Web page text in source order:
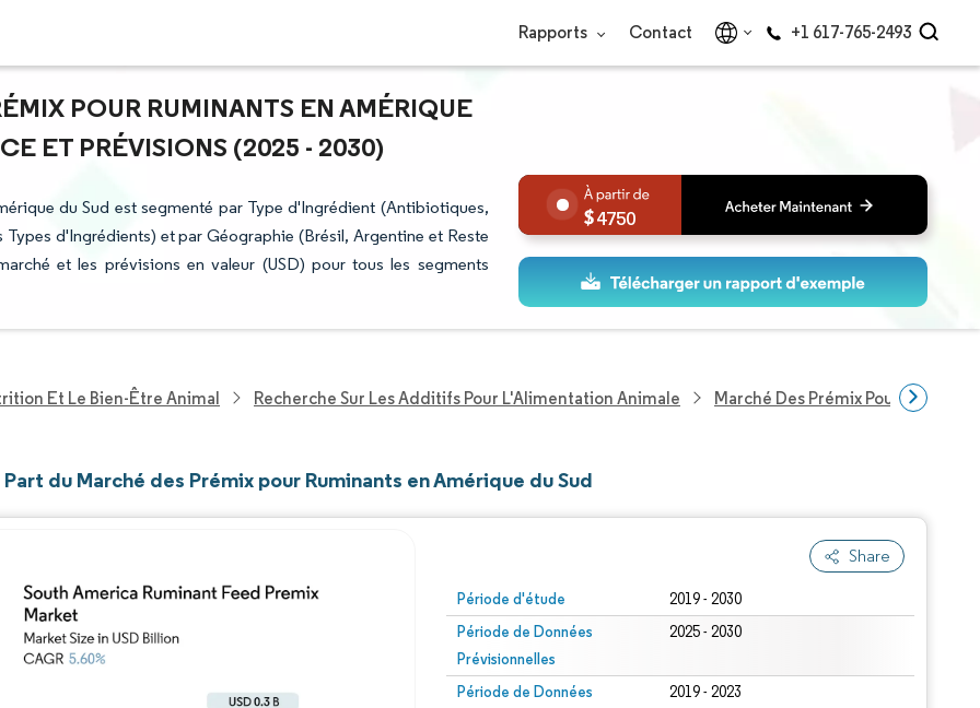
Rapports Contact +1 617-765-2493
POUR RUMINANTS EN AMÉRIQUE
ET PRÉVISIONS (2025 - 2030)
du Sud est segmenté par Type d'Ingrédient (Antibiotiques,
d'Ingrédients) et par Géographie (Brésil, Argentine et Reste
et les prévisions en valeur (USD) pour tous les segments
4750
Et Le Bien-Être Animal Recherche Sur Les Additifs Pour L'Alimentation Animale Marché Des Prémix Pour
du Marché des Prémix pour Ruminants en Amérique du Sud
Share
Période d'étude 2019 - 2030
Période de Données
Prévisionnelles
2025 - 2030
Période de Données
2019 - 2023